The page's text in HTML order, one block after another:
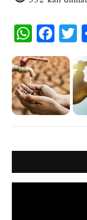
W
a
t
s
c
e
b
i
t
t